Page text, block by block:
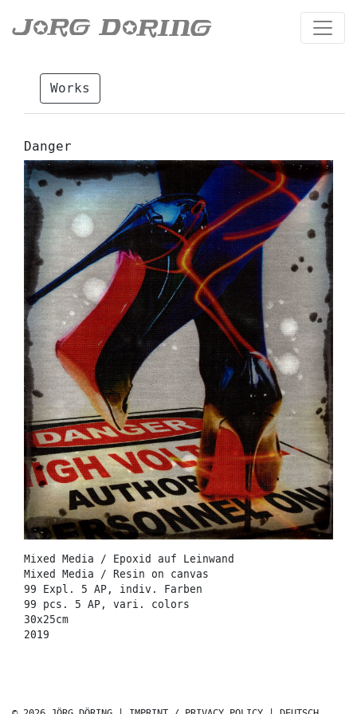
Works
Danger
Mixed Media / Epoxid auf Leinwand
Mixed Media / Resin on canvas
99 Expl. 5 AP, indiv. Farben
99 pcs. 5 AP, vari. colors
30x25cm
2019